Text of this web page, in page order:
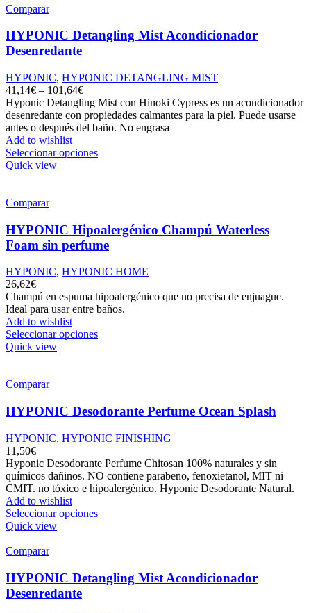
Comparar
HYPONIC Detangling Mist Acondicionador
Desenredante
HYPONIC, HYPONIC DETANGLING MIST
41,14€ – 101,64€
Hyponic Detangling Mist con Hinoki Cypress es un acondicionador
desenredante con propiedades calmantes para la piel. Puede usarse
antes o después del baño. No engrasa
Add to wishlist
Seleccionar opciones
Quick view
Comparar
HYPONIC Hipoalergénico Champú Waterless
Foam sin perfume
HYPONIC, HYPONIC HOME
26,62€
Champú en espuma hipoalergénico que no precisa de enjuague.
Ideal para usar entre baños.
Add to wishlist
Seleccionar opciones
Quick view
Comparar
HYPONIC Desodorante Perfume Ocean Splash
HYPONIC, HYPONIC FINISHING
11,50€
Hyponic Desodorante Perfume Chitosan 100% naturales y sin
químicos dañinos. NO contiene parabeno, fenoxietanol, MIT ni
CMIT. no tóxico e hipoalergénico. Hyponic Desodorante Natural.
Add to wishlist
Seleccionar opciones
Quick view
Comparar
HYPONIC Detangling Mist Acondicionador
Desenredante